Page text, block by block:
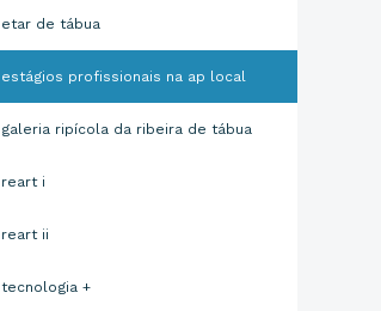
etar de tábua
estágios profissionais na ap local
galeria ripícola da ribeira de tábua
reart i
reart ii
tecnologia +